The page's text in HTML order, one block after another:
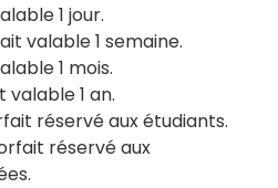
1 jour.
valable 1 semaine.
1 mois.
valable 1 an.
réservé aux étudiants.
réservé aux